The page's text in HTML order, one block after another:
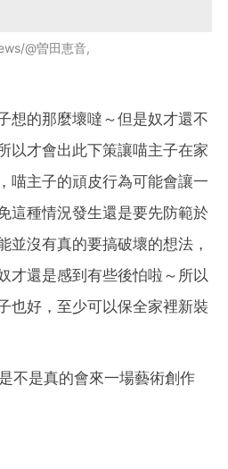
@曽田恵音,
想的那麼壞噠～但是奴才還不
以才會出此下策讓喵主子在家
喵主子的頑皮行為可能會讓一
這種情況發生還是要先防範於
並沒有真的要搞破壞的想法，
才還是感到有些後怕啦～所以
也好，至少可以保全家裡新裝
不是真的會來一場藝術創作